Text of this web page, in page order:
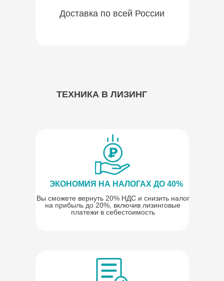
Доставка по всей России
Вы сможете вернуть 20% НДС и снизить налог
на прибыль до 20%, включив лизинговые
платежи в себестоимость
ТЕХНИКА В ЛИЗИНГ
ЭКОНОМИЯ НА НАЛОГАХ ДО 40%